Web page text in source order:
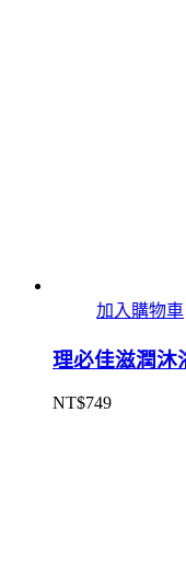
加入購物車
理必佳滋潤沐
NT$749